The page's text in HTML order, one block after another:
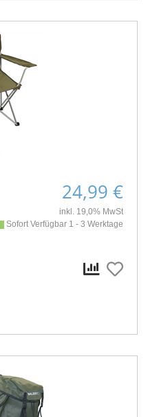
24,99 €
inkl. 19,0% MwSt
Sofort Verfügbar 1 - 3 Werktage